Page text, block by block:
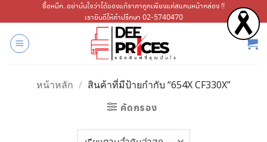
ไป
เนื้อหา
ซื้อหมึก..อย่ามั่นใจว่าได้ของแท้ราคาถูกเพียงแค่สแกนหน้ากล่อง !!
เรายินดีให้คำปรึกษา 02-5740470
หน้าหลัก / สินค้าที่มีป้ายกำกับ “654X CF330X”
คัดกรอง